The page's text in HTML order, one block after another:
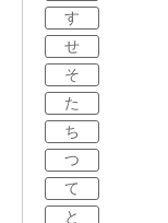
す
せ
そ
た
ち
つ
て
と